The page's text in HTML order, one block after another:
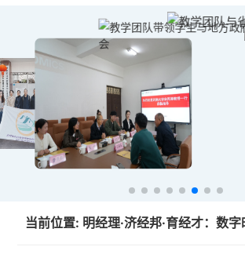
结 改 养
当前位置: 明经理·济经邦·育经才：数